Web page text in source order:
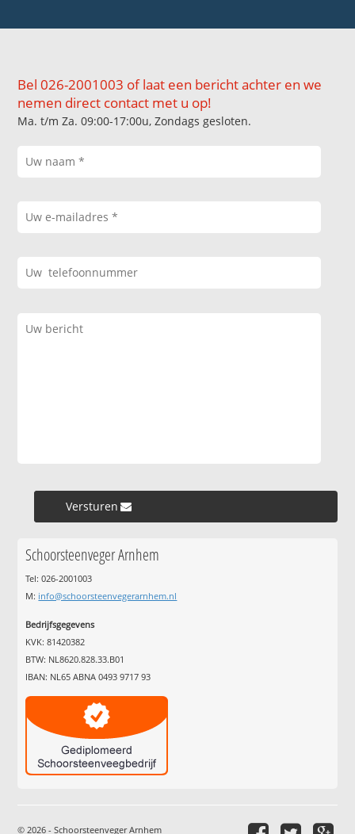
Bel 026-2001003 of laat een bericht achter en we
nemen direct contact met u op!
Ma. t/m Za. 09:00-17:00u, Zondags gesloten.
Versturen »
Schoorsteenveger Arnhem
Tel: 026-2001003
M: info@schoorsteenvegerarnhem.nl
Bedrijfsgegevens
KVK: 81420382
BTW: NL8620.828.33.B01
IBAN: NL65 ABNA 0493 9717 93
© 2026 - Schoorsteenveger Arnhem